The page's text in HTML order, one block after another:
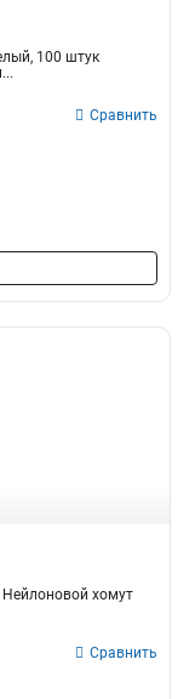
100 штук
Сравнить
хомут
Сравнить